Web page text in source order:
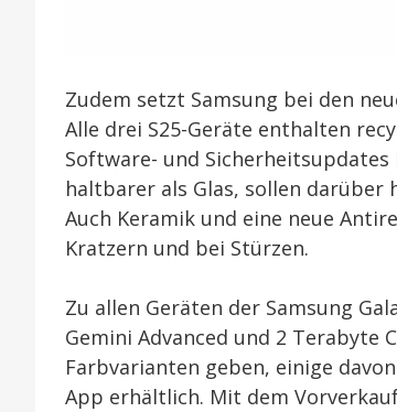
Zudem setzt Samsung bei den
Alle drei S25-Geräte enthalten
Software- und
haltbarer als Glas, sollen darüber
Auch Keramik und eine neue
Kratzern und bei Stürzen.
Zu allen Geräten der Samsung
Gemini Advanced und 2 Terabyte
Farbvarianten geben, einige
App erhältlich. Mit dem